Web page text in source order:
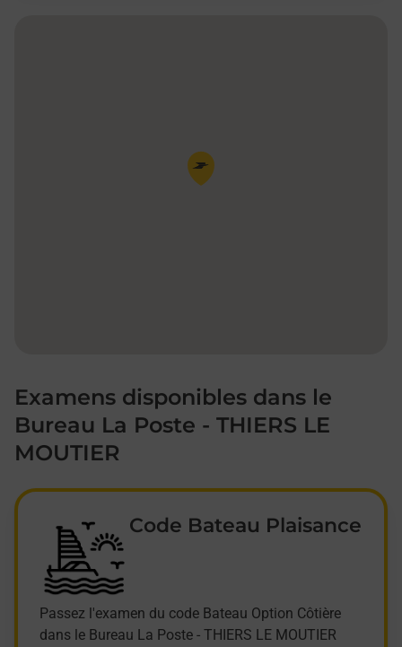
Pin de la carte
Examens disponibles dans le
Bureau La Poste - THIERS LE
MOUTIER
Code Bateau Plaisance
Passez l'examen du code Bateau Option Côtière
dans le Bureau La Poste - THIERS LE MOUTIER